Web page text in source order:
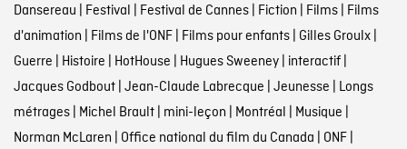
Dansereau | Festival | Festival de Cannes| Fiction | Films| Films
d'animation | Films de l'ONF| Films pour enfants| Gilles Groulx|
Guerre | Histoire | HotHouse | Hugues Sweeney| interactif|
Jacques Godbout| Jean-Claude Labrecque | Jeunesse | Longs
métrages| Michel Brault| mini-leçon | Montréal | Musique |
Norman McLaren | Office national du film du Canada | ONF|